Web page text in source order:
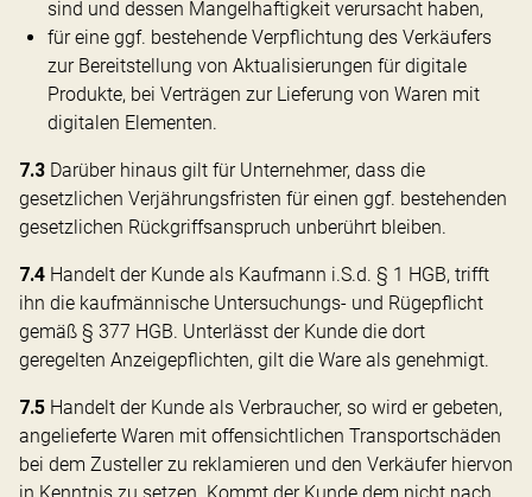
sind und dessen Mangelhaftigkeit verursacht haben,
für eine ggf. bestehende Verpflichtung des Verkäufers
zur Bereitstellung von Aktualisierungen für digitale
Produkte, bei Verträgen zur Lieferung von Waren mit
digitalen Elementen.
7.3 Darüber hinaus gilt für Unternehmer, dass die
gesetzlichen Verjährungsfristen für einen ggf. bestehenden
gesetzlichen Rückgriffsanspruch unberührt bleiben.
7.4 Handelt der Kunde als Kaufmann i.S.d. § 1 HGB, trifft
ihn die kaufmännische Untersuchungs- und Rügepflicht
gemäß § 377 HGB. Unterlässt der Kunde die dort
geregelten Anzeigepflichten, gilt die Ware als genehmigt.
7.5 Handelt der Kunde als Verbraucher, so wird er gebeten,
angelieferte Waren mit offensichtlichen Transportschäden
bei dem Zusteller zu reklamieren und den Verkäufer hiervon